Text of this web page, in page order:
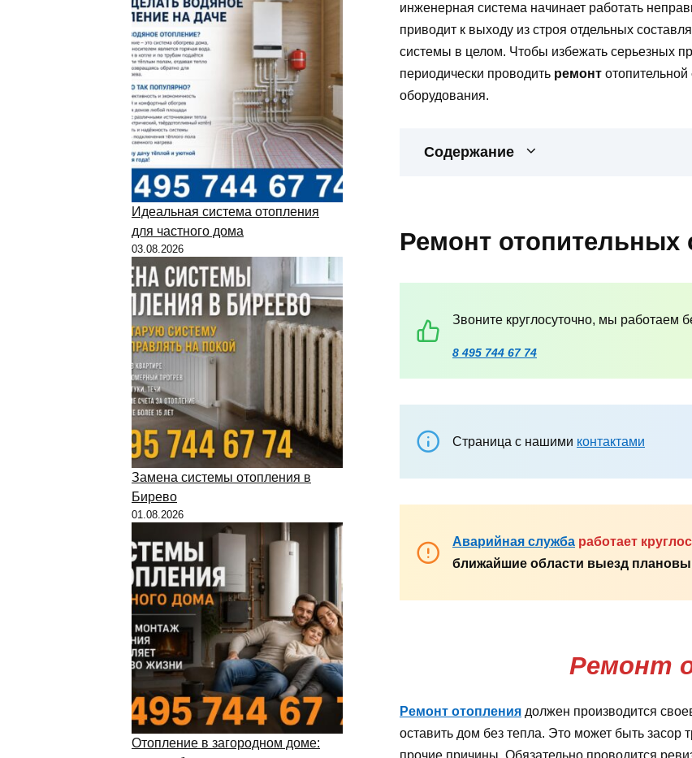
инженерная система начинает работать
приводит к выходу из строя отдельных
системы в целом. Чтобы избежать серьезных
периодически проводить ремонт отопительной
оборудования.
Содержание
Ремонт отопительных
Звоните круглосуточно, мы работаем
8 495 744 67 74
Страница с нашими контактами
Аварийная служба работает
ближайшие области выезд
Ремонт
Ремонт отопления должен производится
оставить дом без тепла. Это может быть засор
прочие причины. Обязательно проводится
Идеальная система отопления
для частного дома
03.08.2026
Замена системы отопления в
Бирево
01.08.2026
Отопление в загородном доме: